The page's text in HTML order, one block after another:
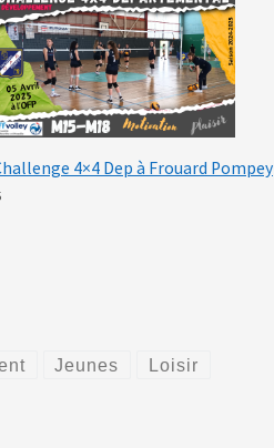
4×4 Dep à Frouard Pompey
Jeunes Loisir